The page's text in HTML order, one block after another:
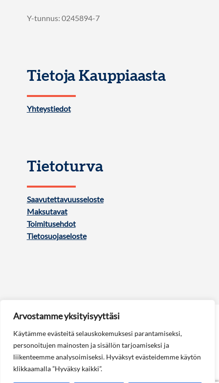
Arvostamme yksityisyyttäsi
Käytämme evästeitä selauskokemuksesi parantamiseksi,
personoitujen mainosten ja sisällön tarjoamiseksi ja
liikenteemme analysoimiseksi. Hyväksyt evästeidemme käytön
klikkaamalla ”Hyväksy kaikki”.
Y-tunnus: 0245894-7
Tietoja Kauppiaasta
Yhteystiedot
Tietoturva
Saavutettavuusseloste
Maksutavat
Toimitusehdot
Tietosuojaseloste